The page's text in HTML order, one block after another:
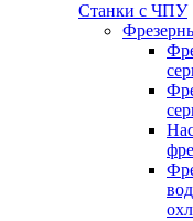
Станки с ЧПУ